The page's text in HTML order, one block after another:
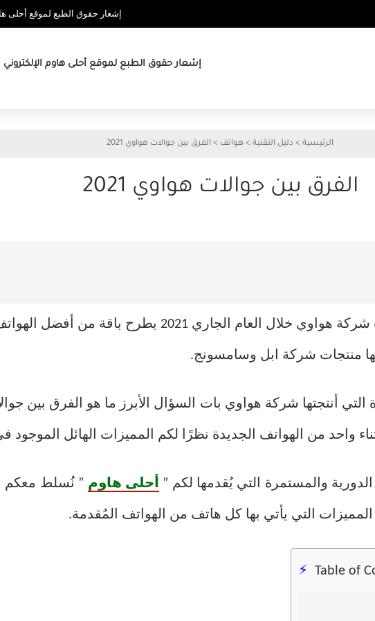
إشعار حقوق الطبع لموقع أحلى
إشعار حقوق الطبع لموقع أحلى هاوم الإلكتروني
الرئيسية > دليل التقنية > هواتف > الفرق بين جوالات هواوي 2021
الفرق بين جوالات هواوي 2021
قامت شركة هواوي خلال العام الجاري 2021 بطرح
منتجات شركة ابل وسامسونج.
واحد من الهواتف الجديدة نظرًا لكم المميزات الهائل الموجود
والمستمرة التي يُقدمها لكم ” أحلى هاوم ” نُسلط معكم
Table of